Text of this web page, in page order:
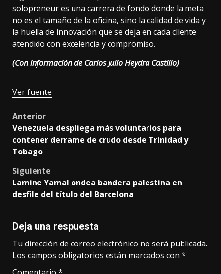
solopreneur es una carrera de fondo donde la meta
no es el tamaño de la oficina, sino la calidad de vida y
la huella de innovación que se deja en cada cliente
atendido con excelencia y compromiso.
(Con información de Carlos Julio Heydra Castillo)
Navegación
de
entradas
Ver fuente
Post
navigation
Anterior
Venezuela despliega más voluntarios para
contener derrame de crudo desde Trinidad y
Tobago
Siguiente
Lamine Yamal ondea bandera palestina en
desfile del título del Barcelona
Deja una respuesta
Tu dirección de correo electrónico no será publicada.
Los campos obligatorios están marcados con *